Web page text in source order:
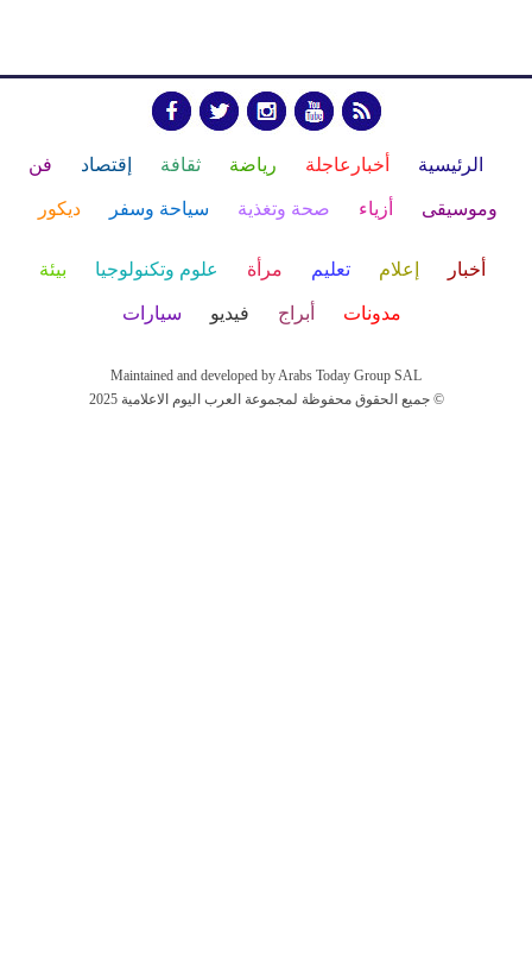
الرئيسية أخبارعاجلة رياضة ثقافة إقتصاد فن
وموسيقى أزياء صحة وتغذية سياحة وسفر ديكور
أخبار إعلام تعليم مرأة علوم وتكنولوجيا بيئة
مدونات أبراج فيديو سيارات
Maintained and developed by Arabs Today Group SAL
جميع الحقوق محفوظة لمجموعة العرب اليوم الاعلامية 2025 ©